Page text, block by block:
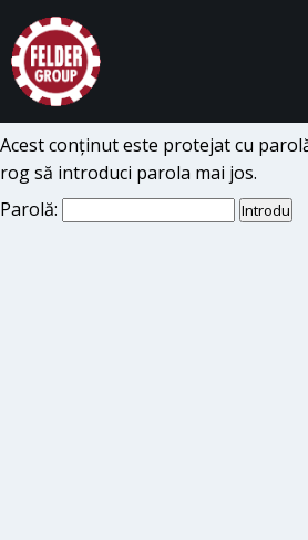
Acest conținut este protejat cu
rog să introduci parola mai jos.
Parolă: